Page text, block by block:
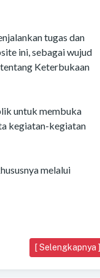
tugas dan
ini, sebagai wujud
Keterbukaan
untuk membuka
kegiatan-kegiatan
melalui
[ Selengkapnya ]